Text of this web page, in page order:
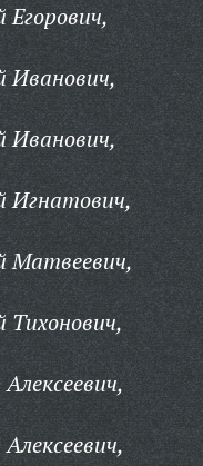
Егорович,
Иванович,
Иванович,
Игнатович,
Матвеевич,
Тихонович,